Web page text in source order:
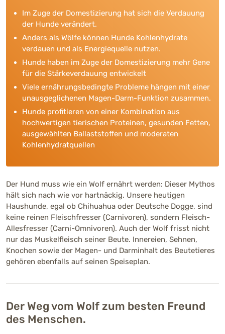
Dein Hund ist einzigartig. Finde das Futter, das am
besten zu ihm passt.
Im Zuge der Domestizierung hat sich die Verdauung
der Hunde verändert.
Anders als Wölfe können Hunde Kohlenhydrate
verdauen und als Energiequelle nutzen.
Hunde haben im Zuge der Domestizierung mehr Gene
für die Stärkeverdauung entwickelt
Viele ernährungsbedingte Probleme hängen mit einer
unausgeglichenen Magen-Darm-Funktion zusammen.
Hunde profitieren von einer Kombination aus
hochwertigen tierischen Proteinen, gesunden Fetten,
ausgewählten Ballaststoffen und moderaten
Kohlenhydratquellen
Der Hund muss wie ein Wolf ernährt werden: Dieser Mythos
hält sich nach wie vor hartnäckig. Unsere heutigen
Haushunde, egal ob Chihuahua oder Deutsche Dogge, sind
keine reinen Fleischfresser (Carnivoren), sondern Fleisch-
Allesfresser (Carni-Omnivoren). Auch der Wolf frisst nicht
nur das Muskelfleisch seiner Beute. Innereien, Sehnen,
Knochen sowie der Magen- und Darminhalt des Beutetieres
gehören ebenfalls auf seinen Speiseplan.
Der Weg vom Wolf zum besten Freund
des Menschen.